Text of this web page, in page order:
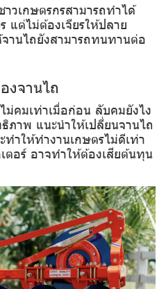
วเกษตรกรสามารถทำได้
แต่ไม่ต้องเจียรให้ปลาย
านไถยังสามารถทนทานต่อ
งจานไถ
ม่คมเท่าเมื่อก่อน ลับคมยังไง
ภาพ แนะนำให้เปลี่ยนจานไถ
ำให้ทำงานเกษตรไม่ดีเท่า
ตอร์ อาจทำให้ต้องเสียต้นทุน